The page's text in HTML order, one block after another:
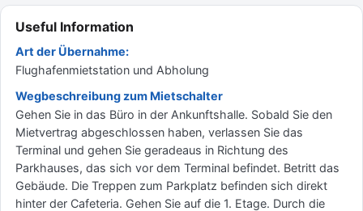
Useful Information
Art der Übernahme:
Flughafenmietstation und Abholung
Wegbeschreibung zum Mietschalter
Gehen Sie in das Büro in der Ankunftshalle. Sobald Sie den
Mietvertrag abgeschlossen haben, verlassen Sie das
Terminal und gehen Sie geradeaus in Richtung des
Parkhauses, das sich vor dem Terminal befindet. Betritt das
Gebäude. Die Treppen zum Parkplatz befinden sich direkt
hinter der Cafeteria. Gehen Sie auf die 1. Etage. Durch die